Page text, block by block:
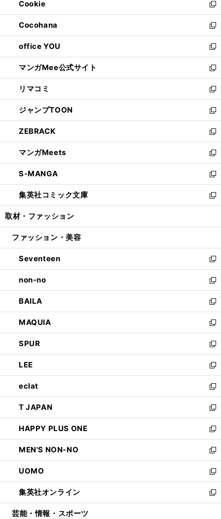
く
で
開
く
ド
ウ
で
開
く
ィ
ン
ド
ウ
で
開
く
Cookie
新
し
い
ウ
ィ
ン
ド
ウ
で
開
く
Cocohana
新
し
い
ウ
ィ
ン
ド
ウ
で
開
く
office YOU
新
し
い
ウ
ィ
ン
ド
ウ
で
開
く
マンガMee公式サイト
新
し
い
ウ
ィ
ン
ド
ウ
で
開
く
リマコミ
新
し
い
ウ
ィ
ン
ド
ウ
で
開
く
ジャンプTOON
新
し
い
ウ
ィ
ン
ド
ウ
で
開
ZEBRACK
新
し
い
ウ
ィ
ン
ド
ウ
開
マンガMeets
新
し
い
ウ
ィ
ン
ウ
開
く
S-MANGA
新
し
い
ウ
ン
ウ
で
開
く
集英社コミック文庫
新
し
ウ
ン
ド
ウ
で
開
く
取材・ファッション
ファッション・美容
Seventeen
新
し
い
ウ
ィ
ン
ド
ウ
で
開
く
non-no
新
し
い
ウ
ィ
ン
ド
ウ
で
開
く
BAILA
新
し
い
ウ
ィ
ン
ド
ウ
で
開
く
MAQUIA
新
し
い
ウ
ィ
ン
ド
ウ
で
開
く
SPUR
新
し
い
ウ
ィ
ン
ド
ウ
で
開
く
LEE
新
し
い
ウ
ィ
ン
ド
ウ
で
開
く
eclat
新
し
い
ウ
ィ
ン
ド
ウ
で
開
く
T JAPAN
新
し
い
ウ
ィ
ン
ド
ウ
で
開
HAPPY PLUS ONE
新
し
い
ウ
ィ
ン
ド
ウ
MEN'S NON-NO
新
し
い
ウ
ィ
ン
UOMO
新
し
い
ウ
集英社オンライン
新
し
芸能・情報・スポーツ